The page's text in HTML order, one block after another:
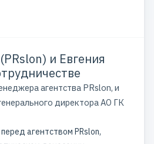
и Евгения
агентства PRslon, и
директора АО ГК
агентством PRslon,